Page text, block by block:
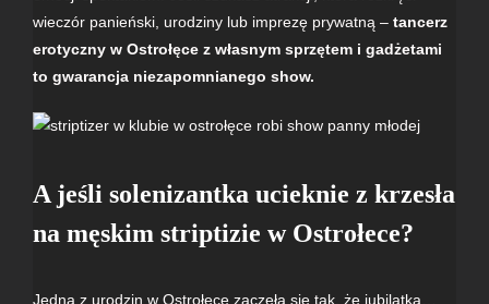
wieczór panieński, urodziny lub imprezę prywatną – tancerz
erotyczny w Ostrołęce z własnym sprzętem i gadżetami
to gwarancja niezapomnianego show.
A jeśli solenizantka ucieknie z krzesła
na męskim striptizie w Ostrołece?
Jedna z urodzin w Ostrołęce zaczęła się tak, że jubilatka…